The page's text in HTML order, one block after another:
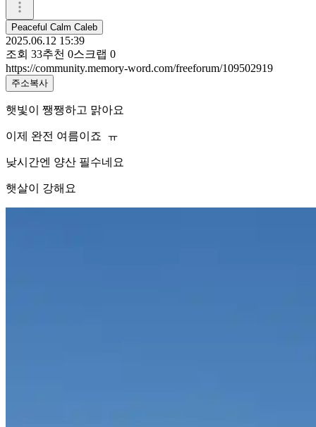
Peaceful Calm Caleb
2025.06.12 15:39
조회 33추천 0스크랩 0
https://community.memory-word.com/freeforum/109502919
주소복사
햇빛이 쨍쨍하고 맑아요
이제 완전 여름이죠 ㅠ
낮시간엔 양산 필수네요
햇살이 강해요